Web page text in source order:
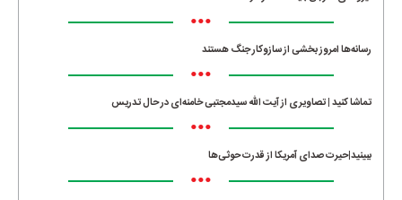
•••
رسانه‌ها امروز بخشی از سازوکار جنگ هستند
•••
تماشا کنید | تصاویری از آیت الله سیدمجتبی خامنه‌ای در حال تدریس
•••
ببینید|حیرت صدای آمریکا از قدرت حوثی‌ها
•••